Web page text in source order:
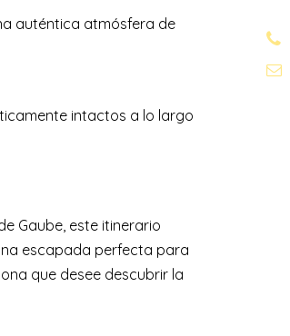
auténtica atmósfera de
intactos a lo largo
Gaube, este itinerario
escapada perfecta para
que desee descubrir la